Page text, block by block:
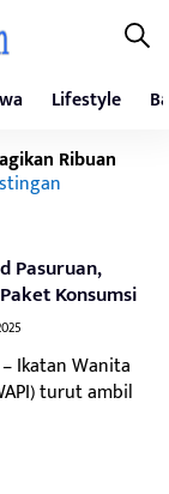
Lifestyle
Ribuan
Pasuruan,
Konsumsi
– Ikatan Wanita
turut ambil